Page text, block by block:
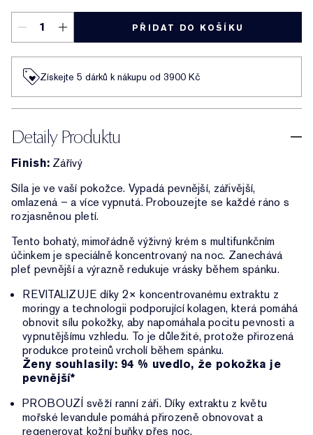
PŘIDAT DO KOŠÍKU
Získejte 5 dárků k nákupu od 3900 Kč
Detaily Produktu
Finish: Zářívý
Síla je ve vaší pokožce. Vypadá pevnější, zářivější,
omlazená – a více vypnutá. Probouzejte se každé ráno s
rozjasněnou pletí.
Tento bohatý, mimořádně výživný krém s multifunkčním
účinkem je speciálně koncentrovaný na noc. Zanechává
pleť pevnější a výrazně redukuje vrásky během spánku.
REVITALIZUJE díky 2× koncentrovanému extraktu z
moringy a technologii podporující kolagen, která pomáhá
obnovit sílu pokožky, aby napomáhala pocitu pevnosti a
vypnutějšímu vzhledu. To je důležité, protože přirozená
produkce proteinů vrcholí během spánku.
Ženy souhlasily: 94 % uvedlo, že pokožka je
pevnější*
PROBOUZÍ svěží ranní záři. Díky extraktu z květu
mořské levandule pomáhá přirozeně obnovovat a
regenerovat kožní buňky přes noc.